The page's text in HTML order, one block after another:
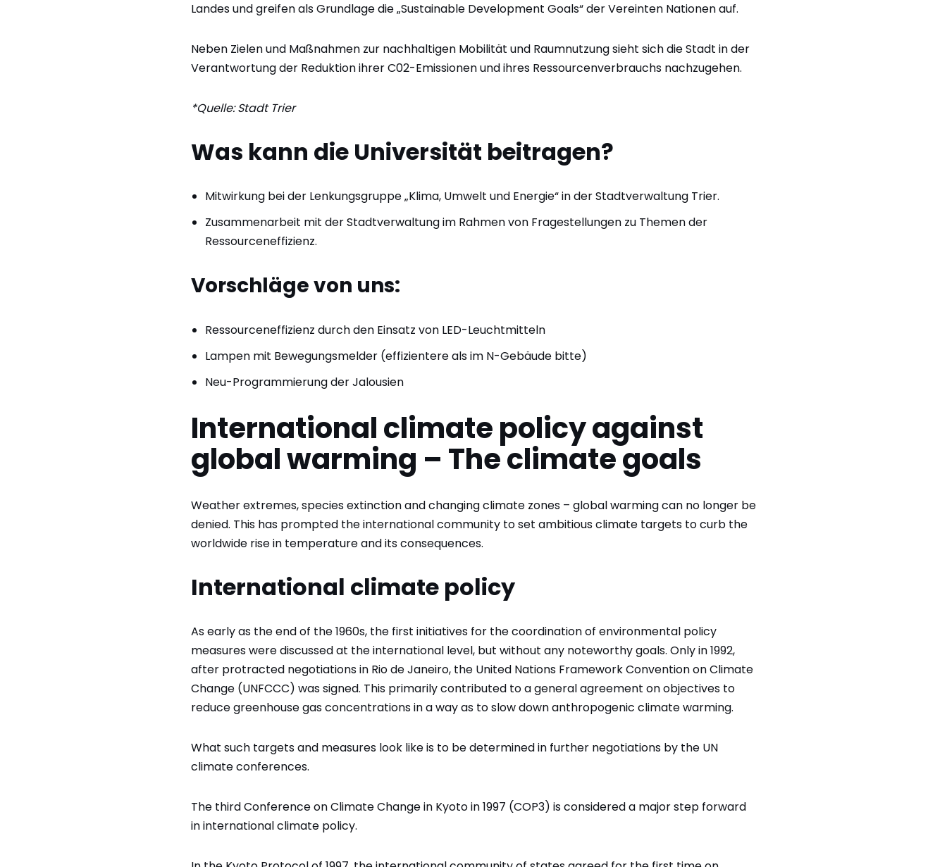
Landes und greifen als Grundlage die „Sustainable Development Goals“ der Vereinten Nationen auf.
Neben Zielen und Maßnahmen zur nachhaltigen Mobilität und Raumnutzung sieht sich die Stadt in der
Verantwortung der Reduktion ihrer C02-Emissionen und ihres Ressourcenverbrauchs nachzugehen.
*Quelle: Stadt Trier
Was kann die Universität beitragen?
Mitwirkung bei der Lenkungsgruppe „Klima, Umwelt und Energie“ in der Stadtverwaltung Trier.
Zusammenarbeit mit der Stadtverwaltung im Rahmen von Fragestellungen zu Themen der
Ressourceneffizienz.
Vorschläge von uns:
Ressourceneffizienz durch den Einsatz von LED-Leuchtmitteln
Lampen mit Bewegungsmelder (effizientere als im N-Gebäude bitte)
Neu-Programmierung der Jalousien
International climate policy against
global warming – The climate goals
Weather extremes, species extinction and changing climate zones – global warming can no longer be
denied. This has prompted the international community to set ambitious climate targets to curb the
worldwide rise in temperature and its consequences.
International climate policy
As early as the end of the 1960s, the first initiatives for the coordination of environmental policy
measures were discussed at the international level, but without any noteworthy goals. Only in 1992,
after protracted negotiations in Rio de Janeiro, the United Nations Framework Convention on Climate
Change (UNFCCC) was signed. This primarily contributed to a general agreement on objectives to
reduce greenhouse gas concentrations in a way as to slow down anthropogenic climate warming.
What such targets and measures look like is to be determined in further negotiations by the UN
climate conferences.
The third Conference on Climate Change in Kyoto in 1997 (COP3) is considered a major step forward
in international climate policy.